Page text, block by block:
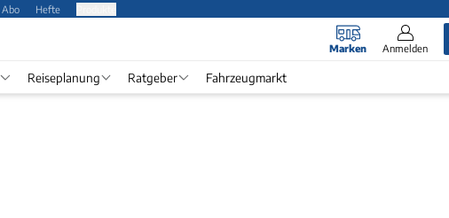
Abo Hefte
Marken Anmelden
Reiseplanung Ratgeber Fahrzeugmarkt